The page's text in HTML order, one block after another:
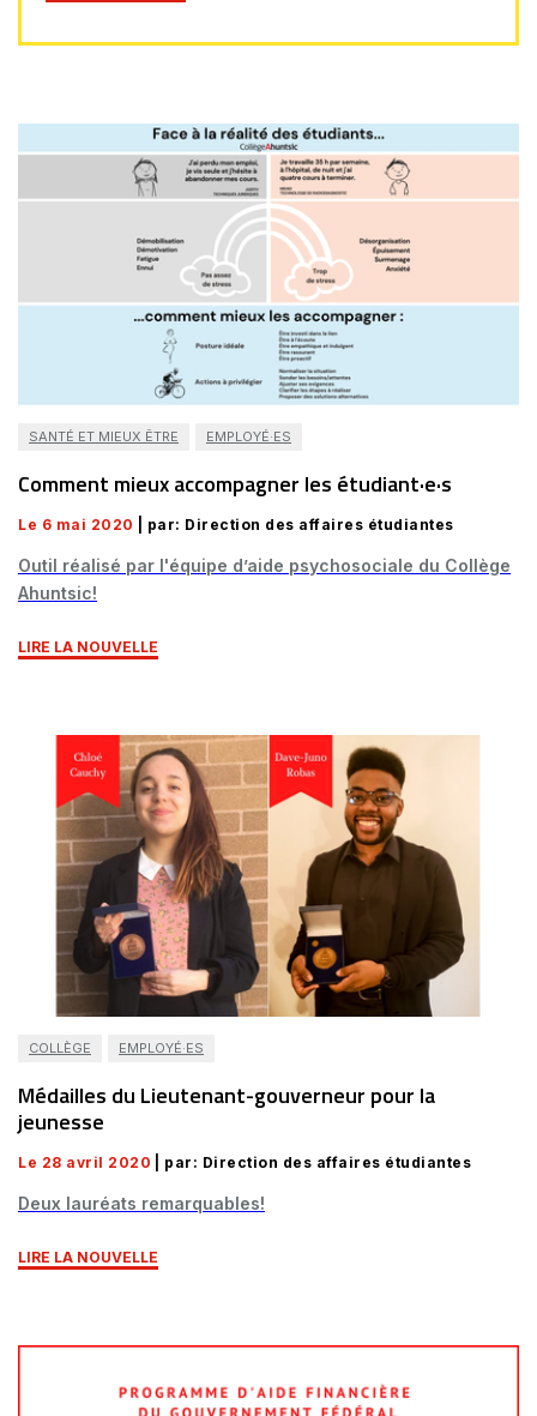
SANTÉ ET MIEUX ÊTRE EMPLOYÉ·ES
Comment mieux accompagner les étudiant·e·s
Le 6 mai 2020 | par: Direction des affaires étudiantes
Outil réalisé par l'équipe d’aide psychosociale du Collège
Ahuntsic!
LIRE LA NOUVELLE
COLLÈGE EMPLOYÉ·ES
Médailles du Lieutenant-gouverneur pour la
jeunesse
Le 28 avril 2020 | par: Direction des affaires étudiantes
Deux lauréats remarquables!
LIRE LA NOUVELLE